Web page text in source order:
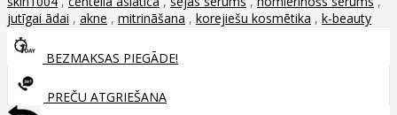
jutīgai ādai , akne , mitrināšana , korejiešu kosmētika , k-beauty
BEZMAKSAS PIEGĀDE!
PREČU ATGRIEŠANA